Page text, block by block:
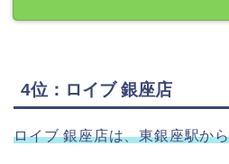
4位：ロイブ 銀座店
ロイブ 銀座店は、東銀座駅か